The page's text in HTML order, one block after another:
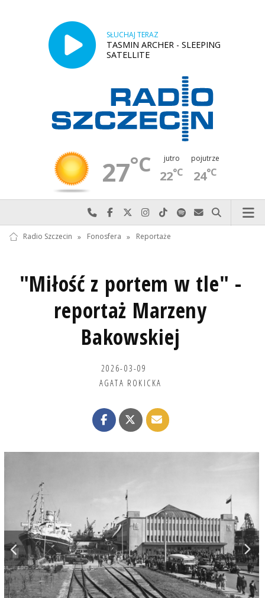
SŁUCHAJ TERAZ
TASMIN ARCHER - SLEEPING
SATELLITE
27°C jutro
22°C
pojutrze
24°C
Najlepiej po prostu do nas zadzwoń
Odwiedź nas na Facebook-u
Odwiedź nas na X
Odwiedź nas na Instagram-ie
Odwiedź nas na TikTok-u
Szukaj nas na Spotify
Wyślij do nas
Szukaj
Radio Szczecin » Fonosfera » Reportaże
"Miłość z portem w tle" -
reportaż Marzeny
Bakowskiej
2026-03-09
AGATA ROKICKA